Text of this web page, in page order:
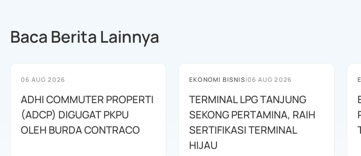
Baca Berita Lainnya
06 AUG 2026
ADHI COMMUTER PROPERTI
(ADCP) DIGUGAT PKPU
OLEH BURDA CONTRACO
EKONOMI BISNIS|06 AUG 2026
TERMINAL LPG TANJUNG
SEKONG PERTAMINA, RAIH
SERTIFIKASI TERMINAL
HIJAU